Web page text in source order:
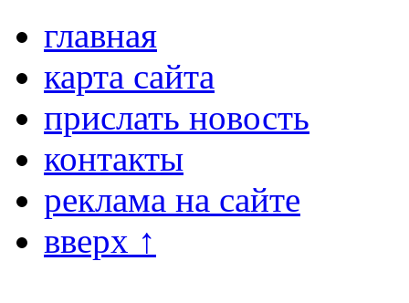
главная
карта сайта
прислать новость
контакты
реклама на сайте
вверх ↑